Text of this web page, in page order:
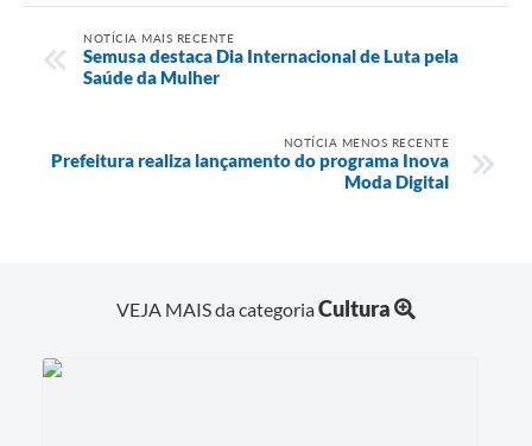
NOTÍCIA MAIS RECENTE
Semusa destaca Dia Internacional de Luta pela
Saúde da Mulher
NOTÍCIA MENOS RECENTE
Prefeitura realiza lançamento do programa Inova
Moda Digital
VEJA MAIS da categoriaCultura